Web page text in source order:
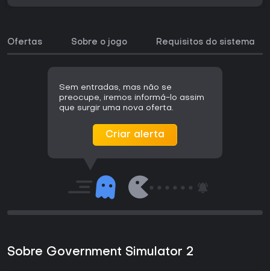
Ofertas Sobre o jogo Requisitos do sistema
Sem entradas, mas não se
preocupe, iremos informá-lo assim
que surgir uma nova oferta.
Criar alerta
Sobre Government Simulator 2